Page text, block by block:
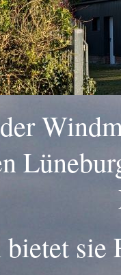
sie